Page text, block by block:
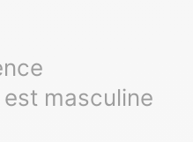
masculine